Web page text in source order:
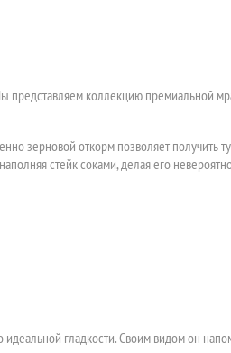
представляем коллекцию премиальной
зерновой откорм позволяет получить
стейк соками, делая его
гладкости. Своим видом он